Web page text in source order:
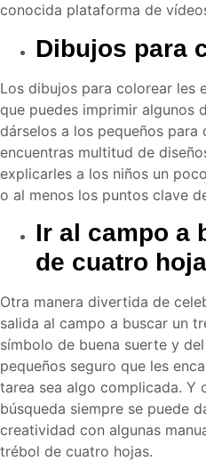
conocida plataforma de
Dibujos para
Los dibujos para colorear les
que puedes imprimir algunos
dárselos a los pequeños para
encuentras multitud de
explicarles a los niños un
o al menos los puntos clave
Ir al campo a
de cuatro
Otra manera divertida de
salida al campo a buscar un
símbolo de buena suerte y
pequeños seguro que les
tarea sea algo complicada. Y
búsqueda siempre se puede
creatividad con algunas
trébol de cuatro hojas.